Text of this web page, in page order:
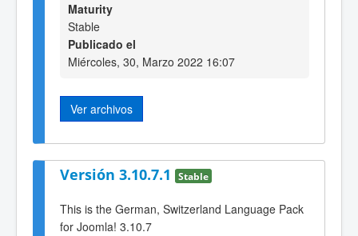
Maturity
Stable
Publicado el
Miércoles, 30, Marzo 2022 16:07
Ver archivos
Versión 3.10.7.1 Stable
This is the German, Switzerland Language Pack
for Joomla! 3.10.7